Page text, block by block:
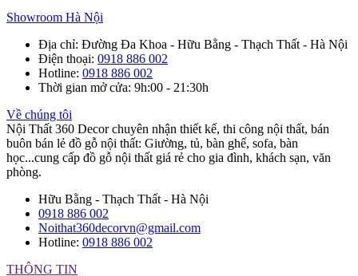
Showroom Hà Nội
Địa chỉ: Đường Đa Khoa - Hữu Bằng - Thạch Thất - Hà Nội
Điện thoại: 0918 886 002
Hotline: 0918 886 002
Thời gian mở cửa: 9h:00 - 21:30h
Về chúng tôi
Nội Thất 360 Decor chuyên nhận thiết kế, thi công nội thất, bán
buôn bán lẻ đồ gỗ nội thất: Giường, tủ, bàn ghế, sofa, bàn
học...cung cấp đồ gỗ nội thất giá rẻ cho gia đình, khách sạn, văn
phòng.
Hữu Bằng - Thạch Thất - Hà Nội
0918 886 002
Noithat360decorvn@gmail.com
Hotline: 0918 886 002
THÔNG TIN